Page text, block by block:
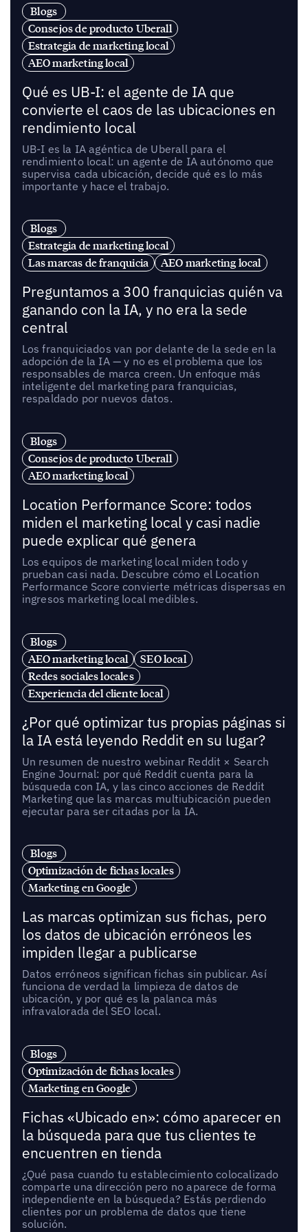
Blogs
Consejos de producto Uberall
Estrategia de marketing local
AEO marketing local
Qué es UB-I: el agente de IA que
convierte el caos de las ubicaciones en
rendimiento local
UB-I es la IA agéntica de Uberall para el
rendimiento local: un agente de IA autónomo que
supervisa cada ubicación, decide qué es lo más
importante y hace el trabajo.
Blogs
Estrategia de marketing local
Las marcas de franquicia
AEO marketing local
Preguntamos a 300 franquicias quién va
ganando con la IA, y no era la sede
central
Los franquiciados van por delante de la sede en la
adopción de la IA — y no es el problema que los
responsables de marca creen. Un enfoque más
inteligente del marketing para franquicias,
respaldado por nuevos datos.
Blogs
Consejos de producto Uberall
AEO marketing local
Location Performance Score: todos
miden el marketing local y casi nadie
puede explicar qué genera
Los equipos de marketing local miden todo y
prueban casi nada. Descubre cómo el Location
Performance Score convierte métricas dispersas en
ingresos marketing local medibles.
Blogs
AEO marketing local
SEO local
Redes sociales locales
Experiencia del cliente local
¿Por qué optimizar tus propias páginas si
la IA está leyendo Reddit en su lugar?
Un resumen de nuestro webinar Reddit × Search
Engine Journal: por qué Reddit cuenta para la
búsqueda con IA, y las cinco acciones de Reddit
Marketing que las marcas multiubicación pueden
ejecutar para ser citadas por la IA.
Blogs
Optimización de fichas locales
Marketing en Google
Las marcas optimizan sus fichas, pero
los datos de ubicación erróneos les
impiden llegar a publicarse
Datos erróneos significan fichas sin publicar. Así
funciona de verdad la limpieza de datos de
ubicación, y por qué es la palanca más
infravalorada del SEO local.
Blogs
Optimización de fichas locales
Marketing en Google
Fichas «Ubicado en»: cómo aparecer en
la búsqueda para que tus clientes te
encuentren en tienda
¿Qué pasa cuando tu establecimiento colocalizado
comparte una dirección pero no aparece de forma
independiente en la búsqueda? Estás perdiendo
clientes por un problema de datos que tiene
solución.